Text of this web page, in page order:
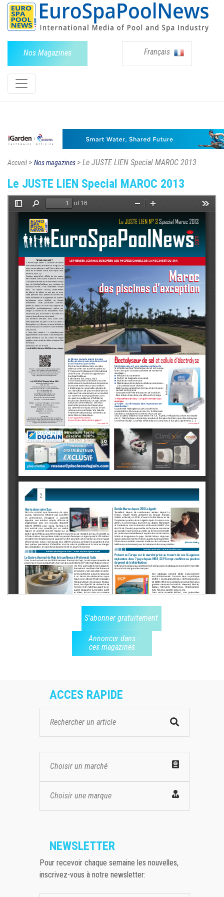
Nos Magazines Français
Accueil> Nos magazines> Le JUSTE LIEN Special MAROC 2013
Le JUSTE LIEN Special MAROC 2013
S'abonner gratuitement
Annoncer dans
ces magazines
ACCES RAPIDE
Choisir un marché
Choisir une marque
NEWSLETTER
Pour recevoir chaque semaine les nouvelles,
inscrivez-vous à notre newsletter: